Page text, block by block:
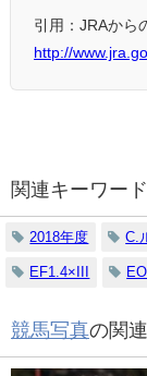
引用：JRAから
http://
関連キーワード
2018年度 C.
EF1.4×III
競馬写真の関